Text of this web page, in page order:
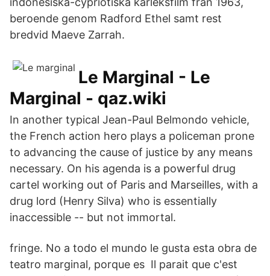
beroende genom Radford Ethel samt rest
bredvid Maeve Zarrah.
Le Marginal - Le
Marginal - qaz.wiki
In another typical Jean-Paul Belmondo vehicle,
the French action hero plays a policeman prone
to advancing the cause of justice by any means
necessary. On his agenda is a powerful drug
cartel working out of Paris and Marseilles, with a
drug lord (Henry Silva) who is essentially
inaccessible -- but not immortal.
fringe. No a todo el mundo le gusta esta obra de
teatro marginal, porque es Il parait que c'est